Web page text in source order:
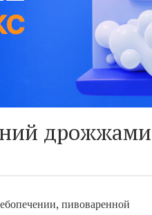
дрожжами
пивоваренной